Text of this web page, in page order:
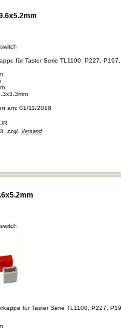
für Taster Serie TL1100, P227,
am: 01/11/2018
zzgl. Versand
für Taster Serie TL1100, P227,